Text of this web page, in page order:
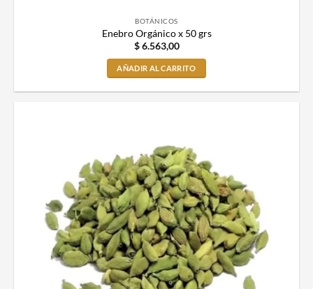
BOTÁNICOS
Enebro Orgánico x 50 grs
$6.563,00
AÑADIR AL CARRITO